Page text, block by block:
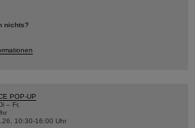
nichts?
POP-UP
– Fr,
10:30-16:00 Uhr